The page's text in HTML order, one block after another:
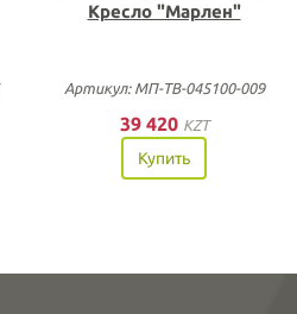
Кресло "Марлен"
Артикул: МП-ТВ-045100-009
39 420 KZT
Купить